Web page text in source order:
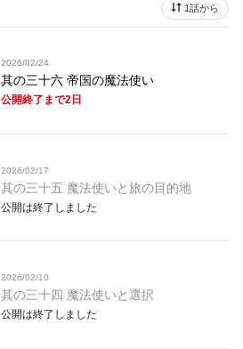
1話から
2026/02/24
其の三十六 帝国の魔法使い
公開終了まで2日
2026/02/17
其の三十五 魔法使いと旅の目的地
公開は終了しました
2026/02/10
其の三十四 魔法使いと選択
公開は終了しました